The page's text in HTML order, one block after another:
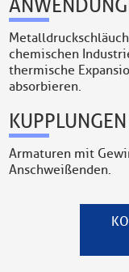
chemischen
thermische
absorbieren.
KUPPLUNGEN
Armaturen mit
Anschweißenden.